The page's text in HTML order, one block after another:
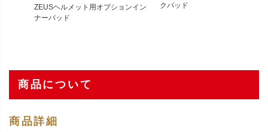
ZEUSヘルメット用オプションイン
ナーパッド
クパッド
商品について
商品詳細